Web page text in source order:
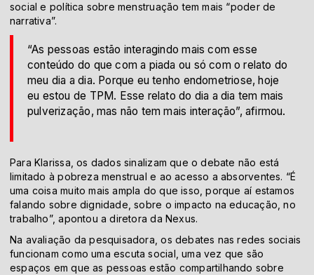
social e política sobre menstruação tem mais “poder de
narrativa”.
“As pessoas estão interagindo mais com esse
conteúdo do que com a piada ou só com o relato do
meu dia a dia. Porque eu tenho endometriose, hoje
eu estou de TPM. Esse relato do dia a dia tem mais
pulverização, mas não tem mais interação”, afirmou.
Para Klarissa, os dados sinalizam que o debate não está
limitado à pobreza menstrual e ao acesso a absorventes. “É
uma coisa muito mais ampla do que isso, porque aí estamos
falando sobre dignidade, sobre o impacto na educação, no
trabalho”, apontou a diretora da Nexus.
Na avaliação da pesquisadora, os debates nas redes sociais
funcionam como uma escuta social, uma vez que são
espaços em que as pessoas estão compartilhando sobre